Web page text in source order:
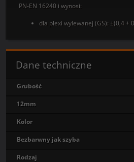
PN-EN 16240 i wynosi:
dla plexi wylewanej (GS): ±(0,4 +
Dane techniczne
Grubość
12mm
Kolor
Bezbarwny jak szyba
Rodzaj